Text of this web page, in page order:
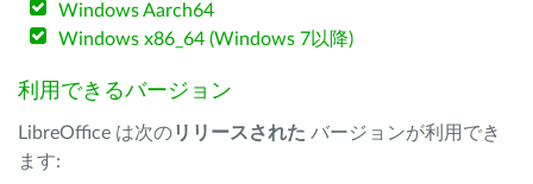
Windows Aarch64
Windows x86_64 (Windows 7以降)
利用できるバージョン
LibreOffice は次のリリースされた バージョンが利用でき
ます: